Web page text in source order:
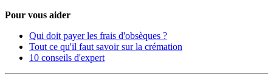
Pour vous aider
Qui doit payer les frais d'obsèques ?
Tout ce qu'il faut savoir sur la crémation
10 conseils d'expert